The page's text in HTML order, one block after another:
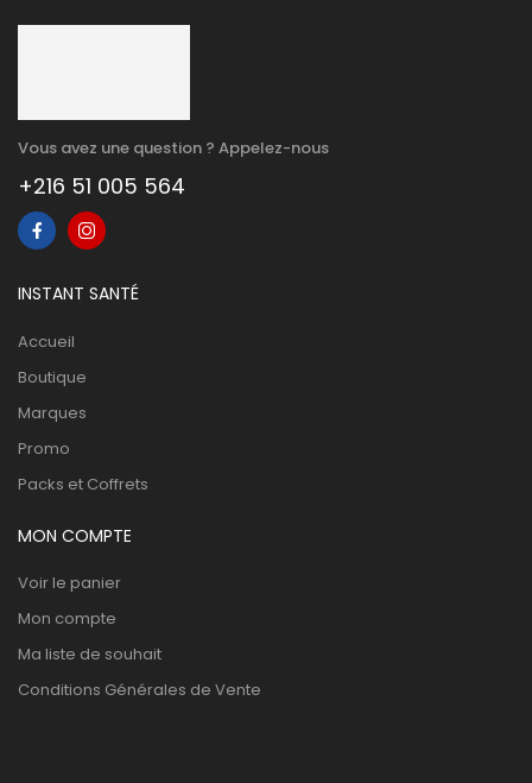
Vous avez une question ? Appelez-nous
+216 51 005 564
INSTANT SANTÉ
Accueil
Boutique
Marques
Promo
Packs et Coffrets
MON COMPTE
Voir le panier
Mon compte
Ma liste de souhait
Conditions Générales de Vente